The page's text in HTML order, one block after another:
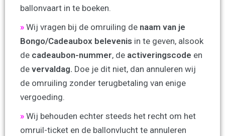
ballonvaart in te boeken.
» Wij vragen bij de omruiling de naam van je
Bongo/Cadeaubox belevenis in te geven, alsook
de cadeaubon-nummer, de activeringscode en
de vervaldag. Doe je dit niet, dan annuleren wij
de omruiling zonder terugbetaling van enige
vergoeding.
» Wij behouden echter steeds het recht om het
omruil-ticket en de ballonvlucht te annuleren